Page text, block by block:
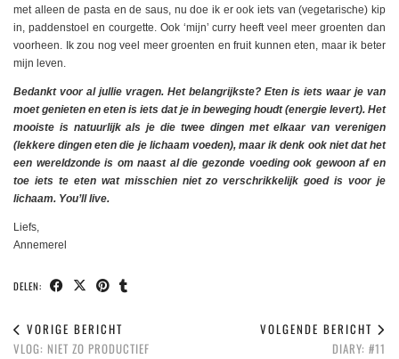
met alleen de pasta en de saus, nu doe ik er ook iets van (vegetarische) kip
in, paddenstoel en courgette. Ook ‘mijn’ curry heeft veel meer groenten dan
voorheen. Ik zou nog veel meer groenten en fruit kunnen eten, maar ik beter
mijn leven.
Bedankt voor al jullie vragen. Het belangrijkste? Eten is iets waar je van
moet genieten en eten is iets dat je in beweging houdt (energie levert). Het
mooiste is natuurlijk als je die twee dingen met elkaar van verenigen
(lekkere dingen eten die je lichaam voeden), maar ik denk ook niet dat het
een wereldzonde is om naast al die gezonde voeding ook gewoon af en
toe iets te eten wat misschien niet zo verschrikkelijk goed is voor je
lichaam. You’ll live.
Liefs,
Annemerel
DELEN:
VORIGE BERICHT
VLOG: NIET ZO PRODUCTIEF
VOLGENDE BERICHT
DIARY: #11